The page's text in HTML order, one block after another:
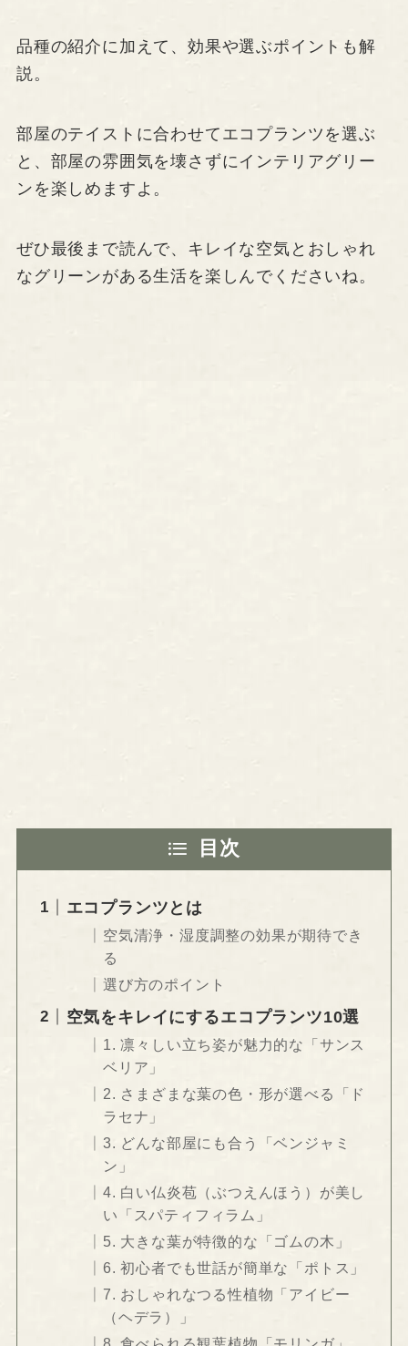
品種の紹介に加えて、効果や選ぶポイントも解
説。
部屋のテイストに合わせてエコプランツを選ぶ
と、部屋の雰囲気を壊さずにインテリアグリー
ンを楽しめますよ。
ぜひ最後まで読んで、キレイな空気とおしゃれ
なグリーンがある生活を楽しんでくださいね。
目次
エコプランツとは
空気清浄・湿度調整の効果が期待でき
る
選び方のポイント
空気をキレイにするエコプランツ10選
1. 凛々しい立ち姿が魅力的な「サンス
ベリア」
2. さまざまな葉の色・形が選べる「ド
ラセナ」
3. どんな部屋にも合う「ベンジャミ
ン」
4. 白い仏炎苞（ぶつえんほう）が美し
い「スパティフィラム」
5. 大きな葉が特徴的な「ゴムの木」
6. 初心者でも世話が簡単な「ポトス」
7. おしゃれなつる性植物「アイビー
（ヘデラ）」